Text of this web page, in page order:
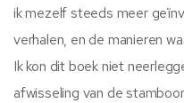
ik mezelf steeds meer
verhalen, en de manieren
Ik kon dit boek niet
afwisseling van de